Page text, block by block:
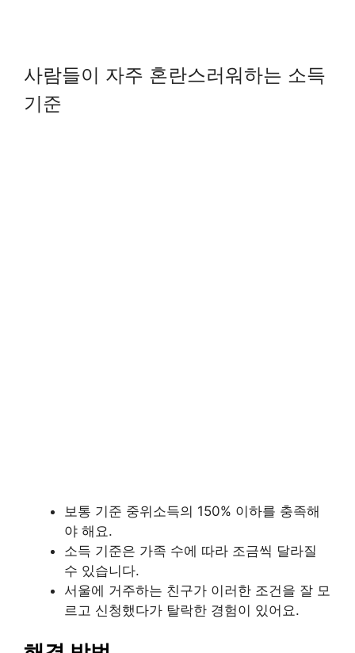
사람들이 자주 혼란스러워하는 소득
기준
보통 기준 중위소득의 150% 이하를 충족해
야 해요.
소득 기준은 가족 수에 따라 조금씩 달라질
수 있습니다.
서울에 거주하는 친구가 이러한 조건을 잘 모
르고 신청했다가 탈락한 경험이 있어요.